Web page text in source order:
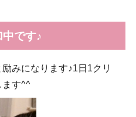
です♪
みになります♪1日1クリ
ます^^